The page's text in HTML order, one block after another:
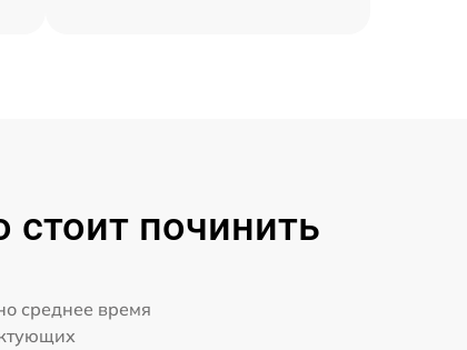
починить
среднее время